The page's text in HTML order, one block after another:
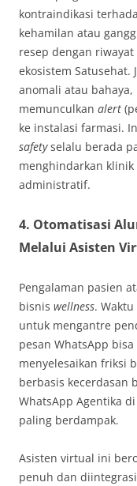
kontraindikasi
kehamilan atau
resep dengan
ekosistem Satusehat.
anomali atau
memunculkan alert
ke instalasi farmasi.
safetyselalu berada
menghindarkan
administratif.
4. Otomatisasi
Melalui Asisten
Pengalaman pasien
bisnis wellness.
untuk mengantre
pesan WhatsApp
menyelesaikan friksi
berbasis kecerdasan
WhatsApp Agentika
paling berdampak.
Asisten virtual ini
penuh dan